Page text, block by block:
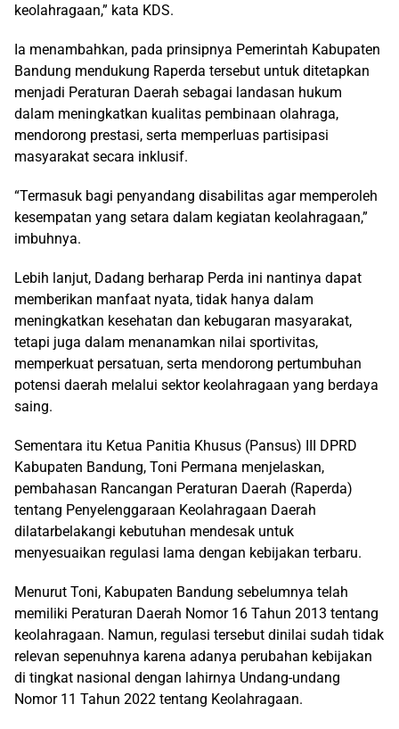
keolahragaan,” kata KDS.
Ia menambahkan, pada prinsipnya Pemerintah Kabupaten
Bandung mendukung Raperda tersebut untuk ditetapkan
menjadi Peraturan Daerah sebagai landasan hukum
dalam meningkatkan kualitas pembinaan olahraga,
mendorong prestasi, serta memperluas partisipasi
masyarakat secara inklusif.
“Termasuk bagi penyandang disabilitas agar memperoleh
kesempatan yang setara dalam kegiatan keolahragaan,”
imbuhnya.
Lebih lanjut, Dadang berharap Perda ini nantinya dapat
memberikan manfaat nyata, tidak hanya dalam
meningkatkan kesehatan dan kebugaran masyarakat,
tetapi juga dalam menanamkan nilai sportivitas,
memperkuat persatuan, serta mendorong pertumbuhan
potensi daerah melalui sektor keolahragaan yang berdaya
saing.
Sementara itu Ketua Panitia Khusus (Pansus) III DPRD
Kabupaten Bandung, Toni Permana menjelaskan,
pembahasan Rancangan Peraturan Daerah (Raperda)
tentang Penyelenggaraan Keolahragaan Daerah
dilatarbelakangi kebutuhan mendesak untuk
menyesuaikan regulasi lama dengan kebijakan terbaru.
Menurut Toni, Kabupaten Bandung sebelumnya telah
memiliki Peraturan Daerah Nomor 16 Tahun 2013 tentang
keolahragaan. Namun, regulasi tersebut dinilai sudah tidak
relevan sepenuhnya karena adanya perubahan kebijakan
di tingkat nasional dengan lahirnya Undang-undang
Nomor 11 Tahun 2022 tentang Keolahragaan.